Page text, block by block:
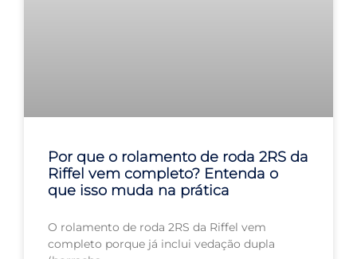
Por que o rolamento de roda 2RS da
Riffel vem completo? Entenda o
que isso muda na prática
O rolamento de roda 2RS da Riffel vem
completo porque já inclui vedação dupla